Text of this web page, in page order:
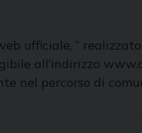
ufficiale, “
all’indirizzo
nel percorso di